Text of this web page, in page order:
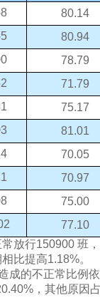
80.14
80.94
78.79
71.79
75.17
81.01
70.05
70.97
75.00
77.10
行150900 班
比提高1.18%。
的不正常比例
，其他原因